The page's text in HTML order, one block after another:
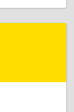
Вадим